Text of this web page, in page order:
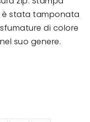
è stata tamponata
di colore
suo genere.